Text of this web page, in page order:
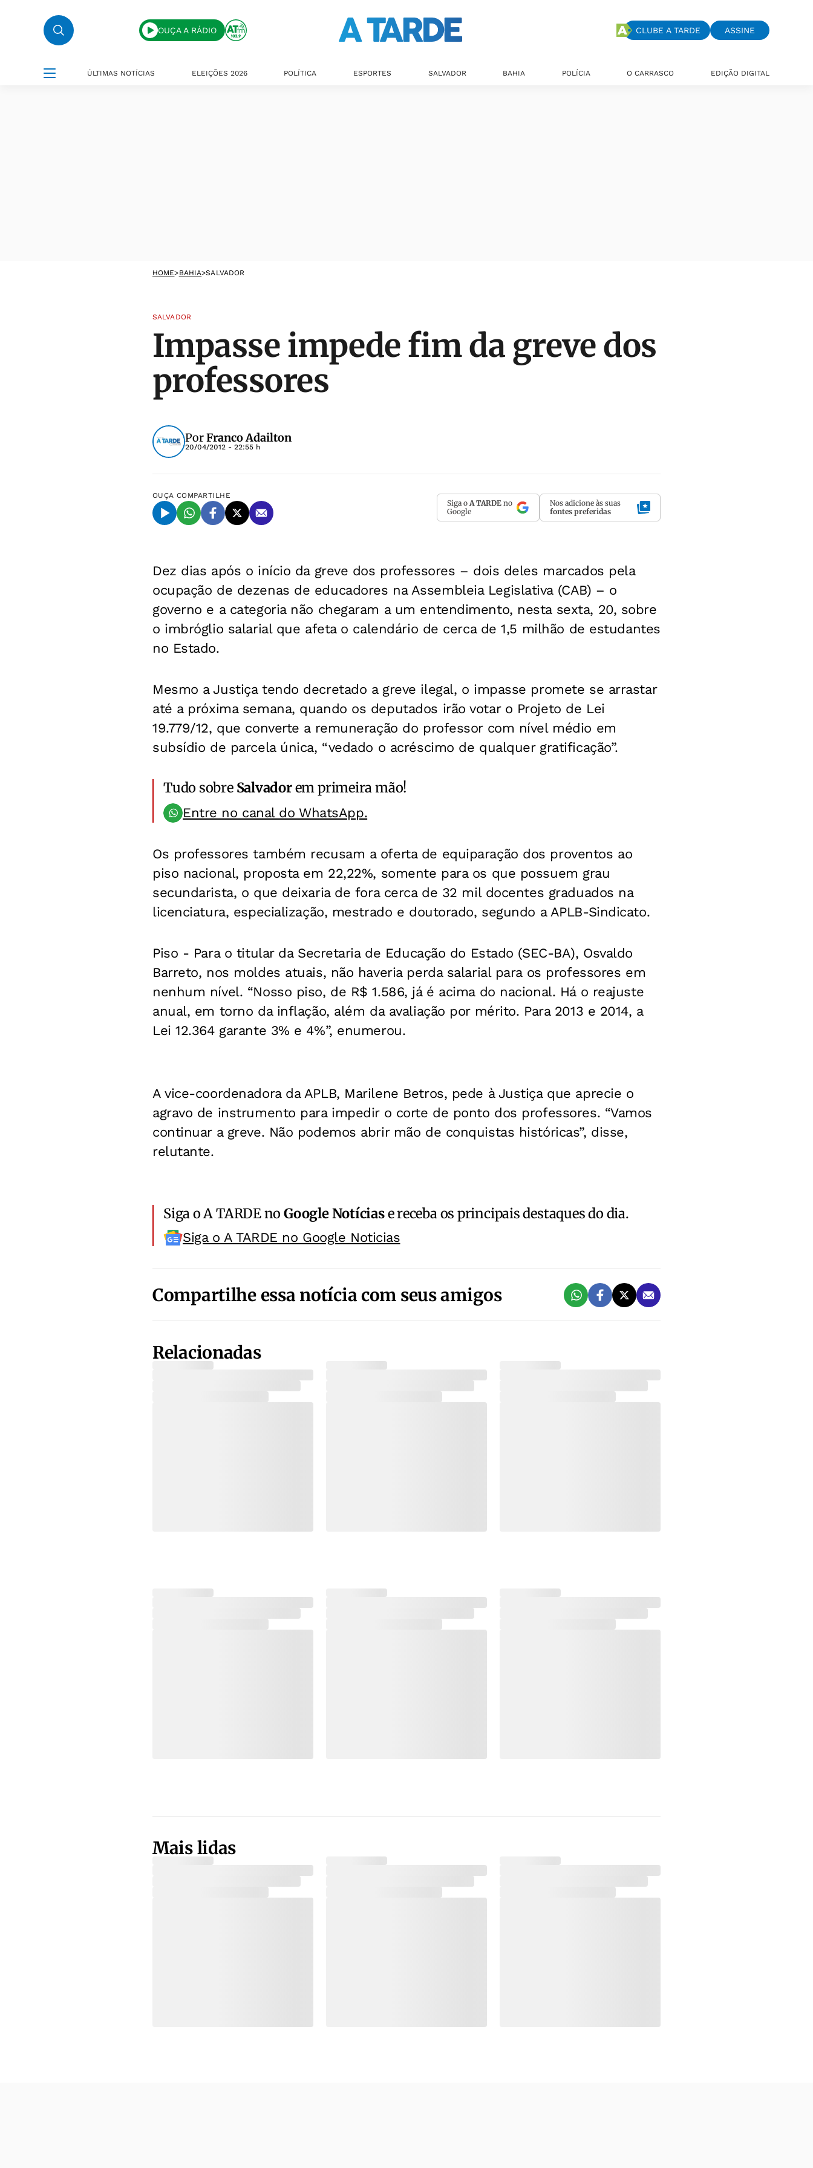
OUÇA A RÁDIO CLUBE A TARDE ASSINE
ÚLTIMAS NOTÍCIAS ELEIÇÕES 2026 POLÍTICA ESPORTES SALVADOR BAHIA POLÍCIA O CARRASCO EDIÇÃO DIGITAL
HOME>BAHIA>SALVADOR
SALVADOR
Impasse impede fim da greve dos
professores
PorFranco Adailton
20/04/2012 - 22:55 h
OUÇA COMPARTILHE
Siga o A TARDE no
Google
Nos adicione às suas
fontes preferidas
Dez dias após o início da greve dos professores – dois deles marcados pela
ocupação de dezenas de educadores na Assembleia Legislativa (CAB) – o
governo e a categoria não chegaram a um entendimento, nesta sexta, 20, sobre
o imbróglio salarial que afeta o calendário de cerca de 1,5 milhão de estudantes
no Estado.
Mesmo a Justiça tendo decretado a greve ilegal, o impasse promete se arrastar
até a próxima semana, quando os deputados irão votar o Projeto de Lei
19.779/12, que converte a remuneração do professor com nível médio em
subsídio de parcela única, “vedado o acréscimo de qualquer gratificação”.
Tudo sobre Salvadorem primeira mão!
Entre no canal do WhatsApp.
Os professores também recusam a oferta de equiparação dos proventos ao
piso nacional, proposta em 22,22%, somente para os que possuem grau
secundarista, o que deixaria de fora cerca de 32 mil docentes graduados na
licenciatura, especialização, mestrado e doutorado, segundo a APLB-Sindicato.
Piso - Para o titular da Secretaria de Educação do Estado (SEC-BA), Osvaldo
Barreto, nos moldes atuais, não haveria perda salarial para os professores em
nenhum nível. “Nosso piso, de R$ 1.586, já é acima do nacional. Há o reajuste
anual, em torno da inflação, além da avaliação por mérito. Para 2013 e 2014, a
Lei 12.364 garante 3% e 4%”, enumerou.
A vice-coordenadora da APLB, Marilene Betros, pede à Justiça que aprecie o
agravo de instrumento para impedir o corte de ponto dos professores. “Vamos
continuar a greve. Não podemos abrir mão de conquistas históricas”, disse,
relutante.
Siga o A TARDE noGoogle Notíciase receba os principais destaques do dia.
Siga o A TARDE no Google Noticias
Compartilhe essa notícia com seus amigos
Relacionadas
Mais lidas